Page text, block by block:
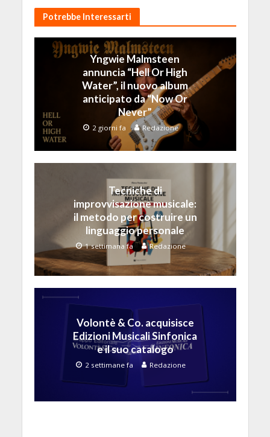
Potrebbe Interessarti
Yngwie Malmsteen
annuncia “Hell Or High
Water”, il nuovo album
anticipato da “Now Or
Never”
2 giorni fa Redazione
Tecniche di
improvvisazione musicale:
il metodo per costruire un
linguaggio personale
1 settimana fa Redazione
Volontè & Co. acquisisce
Edizioni Musicali Sinfonica
e il suo catalogo
2 settimane fa Redazione